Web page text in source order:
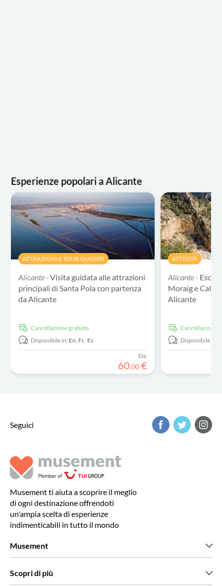
Esperienze popolari a Alicante
ATTRAZIONI E TOUR GUIDATI
Alicante -Visita guidata alle attrazioni
principali di Santa Pola con partenza
da Alicante
Cancellazione gratuita
Disponibile in: En, Fr, Es
Da:
60,00 €
ATTIVITÀ
Alicante -
Moraig e Cala
Alicante
Cancellazione
Disponibile in:
Seguici
Musement ti aiuta a scoprire il meglio
di ogni destinazione offrendoti
un'ampia scelta di esperienze
indimenticabili in tutto il mondo
Musement
Stampa
Scopri di più